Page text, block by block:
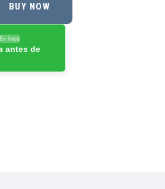
BUY NOW
En línea
antes de